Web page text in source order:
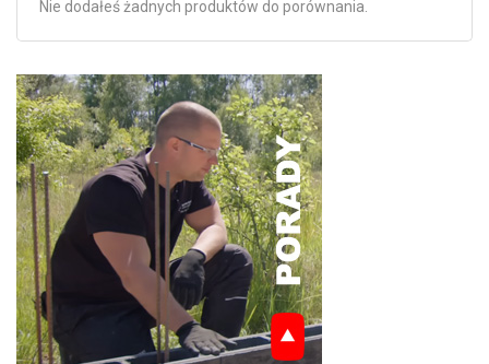
Nie dodałeś żadnych produktów do porównania.